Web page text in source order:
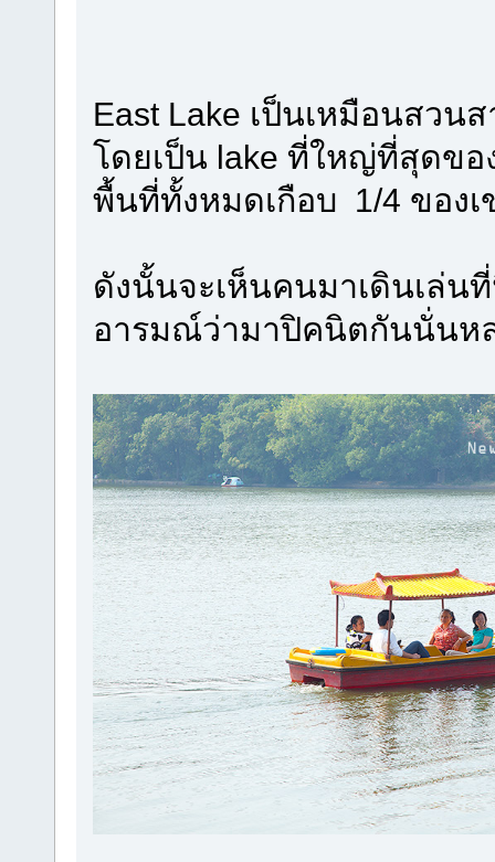
East Lake เป็นเหมือนสวน
โดยเป็น lake ที่ใหญ่ที่สุดข
พื้นที่ทั้งหมดเกือบ 1/4 ของเ
ดังนั้นจะเห็นคนมาเดินเล่น
อารมณ์ว่ามาปิคนิตกันนั่นห